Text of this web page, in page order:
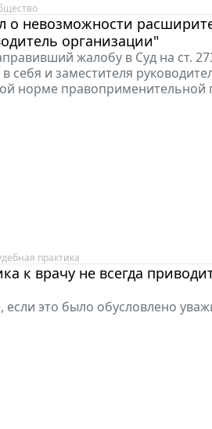
о невозможности
организации"
жалобу в Суд на ст.
себя и заместителя
норме правоприменительной
практика
к врачу не всегда
если это было обусловлено